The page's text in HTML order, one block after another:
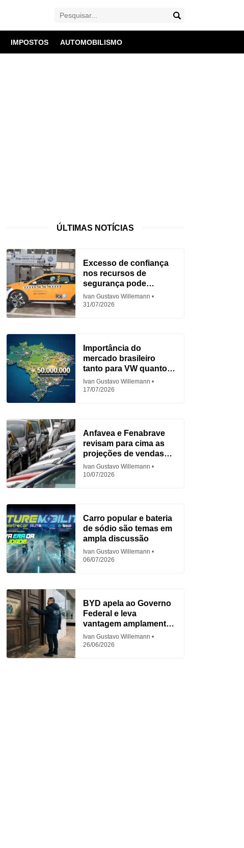
IMPOSTOS AUTOMOBILISMO
ÚLTIMAS NOTÍCIAS
Excesso de confiança
nos recursos de
segurança pode
aumentar acidentes
Ivan Gustavo Willemann
31/07/2026
Importância do
mercado brasileiro
tanto para VW quanto
para Fiat
Ivan Gustavo Willemann
17/07/2026
Anfavea e Fenabrave
revisam para cima as
projeções de vendas
em 2026
Ivan Gustavo Willemann
10/07/2026
Carro popular e bateria
de sódio são temas em
ampla discussão
Ivan Gustavo Willemann
06/07/2026
BYD apela ao Governo
Federal e leva
vantagem amplamente
criticada
Ivan Gustavo Willemann
26/06/2026